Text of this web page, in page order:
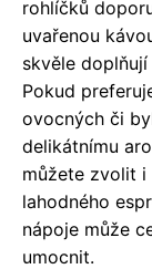
rohlíčků
uvařenou
skvěle
Pokud
ovocných či
delikátnímu
můžete zvolit i
lahodného
nápoje může
umocnit.